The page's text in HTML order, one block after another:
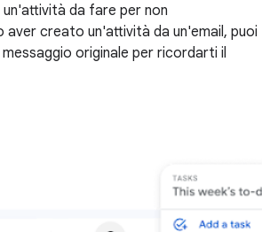
un'attività da fare per non
creato un'attività da un'email, puoi
originale per ricordarti il